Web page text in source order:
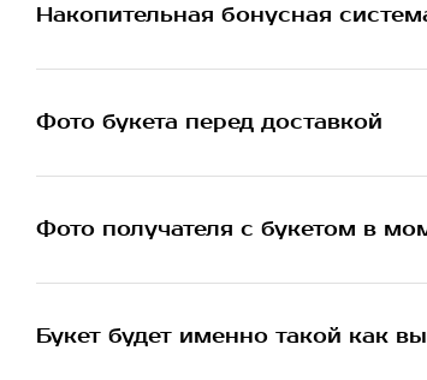
Накопительная бонусная
Фото букета перед доставкой
Фото получателя с букетом в
Букет будет именно такой как